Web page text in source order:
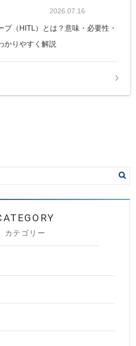
プ（HITL）とは？意味・必要性・
かりやすく解説
2026.07.16
カテゴリー